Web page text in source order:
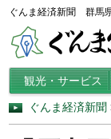
ぐんま経済新聞 群馬
観光・サービス
ぐんま経済新聞